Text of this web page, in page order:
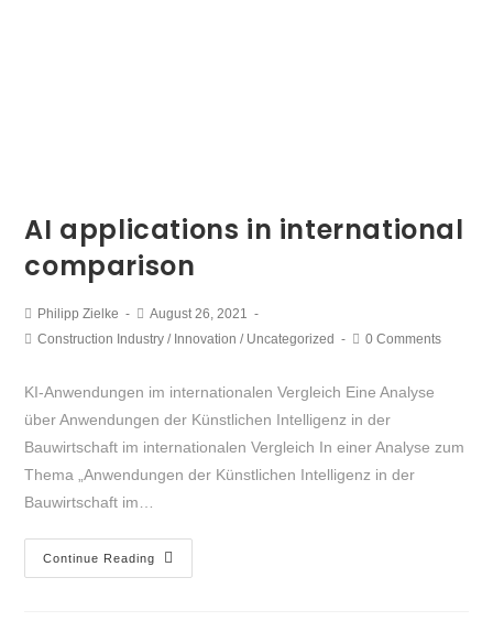
AI applications in international
comparison
Philipp Zielke
August 26, 2021
Construction Industry / Innovation / Uncategorized 0 Comments
KI-Anwendungen im internationalen Vergleich Eine Analyse
über Anwendungen der Künstlichen Intelligenz in der
Bauwirtschaft im internationalen Vergleich In einer Analyse zum
Thema „Anwendungen der Künstlichen Intelligenz in der
Bauwirtschaft im…
Continue Reading